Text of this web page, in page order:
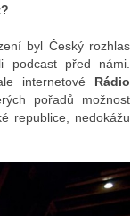
byl Český rozhlas
podcast před námi.
internetové Rádio
pořadů možnost
republice, nedokážu